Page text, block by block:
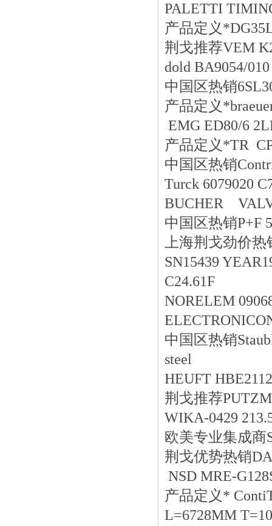
PALETTI
产品定义
荆戈推荐VEM
dold BA9054/
中国区热销
产品定义
EMG ED80/6
产品定义*TR
中国区热销
Turck 6079020
BUCHER
中国区热销P+F
上海荆戈劲价热
SN15439
C24.61F
NORELEM
中国区热销
steel
HEUFT
荆戈推荐
WIKA-0429
欧美专业集成商
荆戈优势热销
NSD MRE-
产品定义*
L=6728MM